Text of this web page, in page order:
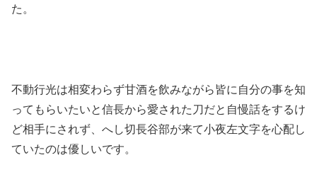
た。
不動行光は相変わらず甘酒を飲みながら皆に自分の事を知
ってもらいたいと信長から愛された刀だと自慢話をするけ
ど相手にされず、へし切長谷部が来て小夜左文字を心配し
ていたのは優しいです。